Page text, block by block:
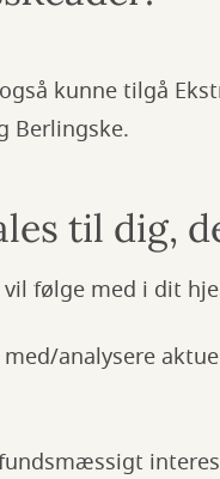
kunne tilgå
Berlingske.
til dig,
følge med i dit
analysere